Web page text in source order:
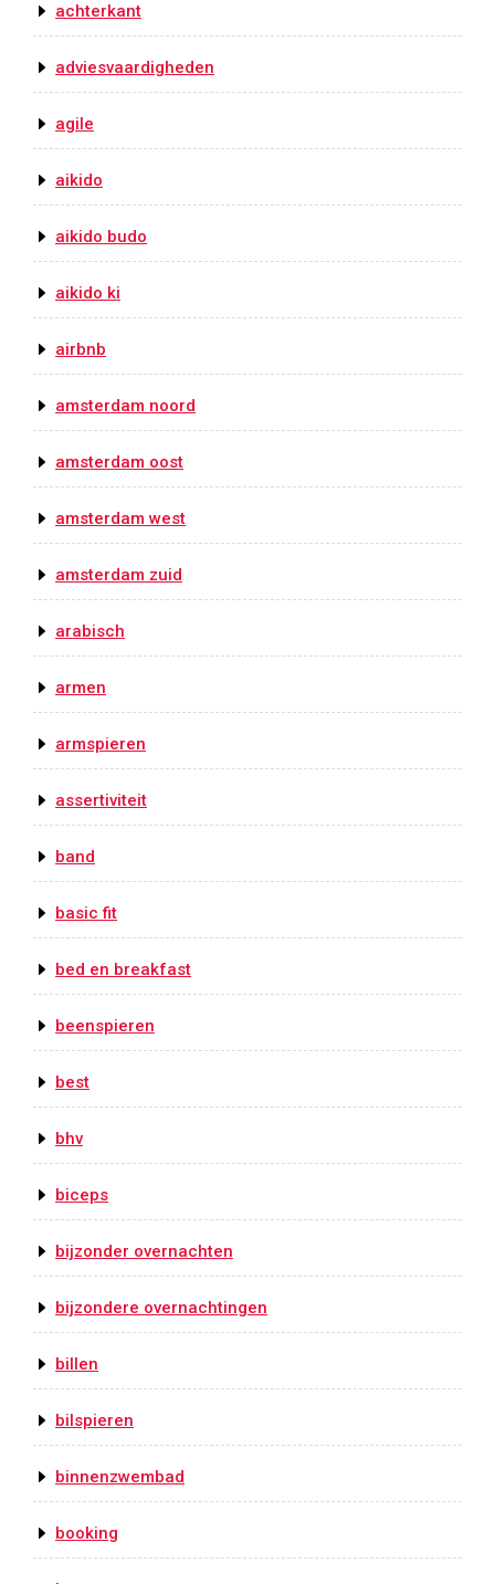
achterkant
adviesvaardigheden
agile
aikido
aikido budo
aikido ki
airbnb
amsterdam noord
amsterdam oost
amsterdam west
amsterdam zuid
arabisch
armen
armspieren
assertiviteit
band
basic fit
bed en breakfast
beenspieren
best
bhv
biceps
bijzonder overnachten
bijzondere overnachtingen
billen
bilspieren
binnenzwembad
booking